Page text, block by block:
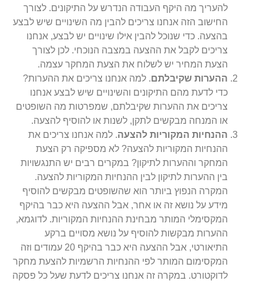
להעריך מה היקף העבודה הנדרש על התיקונים. לצורך
החישוב הזה אנחנו צריכים להבין מה השינויים שיש לבצע
בהצעה. כדי שנוכל להבין אילו שינויים יש לבצע, אנחנו
צריכים לקבל את ההצעה במצבה הנוכחי. לכן לצורך
הצעת המחיר יש לשלוח את הצעת המחקר עצמה.
ההערות שקיבלתם. למה אנחנו צריכים את ההערות?
כדי לדעת מהם התיקונים והשינויים שיש לבצע אנחנו
צריכים את ההערות שקיבלתם, שמפרטות מה השופטים
או המנחה מבקשים לתקן, לשנות או להוסיף להצעה.
ההנחיות המקוריות להצעה. למה אנחנו צריכים את
ההנחיות המקוריות להצעה? לא מספיקה רק הצעת
המחקר וההערות לתיקון? במקרים רבים יש התנגשויות
בין ההערות לתיקון לבין ההנחיות המקוריות להצעה.
המקרה הנפוץ ביותר הוא שהשופטים מבקשים להוסיף
מידע על נושא זה או אחר, אבל ההצעה היא כבר בהיקף
המקסימלי המותר מבחינת ההנחיות המקוריות. לדוגמא,
ההערות מבקשות להוסיף על נושא מסויים ברקע
התיאורטי, אבל ההצעה היא כבר בהיקף 20 עמודים וזה
המקסימום המותר לפי ההנחיות הרשמיות להצעת מחקר
לדוקטורט. במקרה זה אנחנו צריכים לדעת שעל כל פסקה